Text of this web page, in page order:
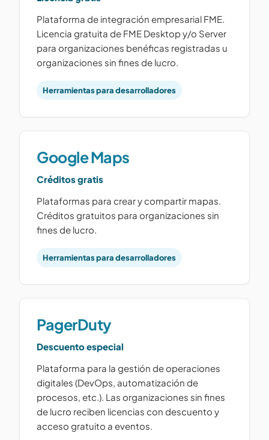
Plataforma de integración empresarial FME.
Licencia gratuita de FME Desktop y/o Server
para organizaciones benéficas registradas u
organizaciones sin fines de lucro.
Herramientas para desarrolladores
Google Maps
Créditos gratis
Plataformas para crear y compartir mapas.
Créditos gratuitos para organizaciones sin
fines de lucro.
Herramientas para desarrolladores
PagerDuty
Descuento especial
Plataforma para la gestión de operaciones
digitales (DevOps, automatización de
procesos, etc.). Las organizaciones sin fines
de lucro reciben licencias con descuento y
acceso gratuito a eventos.